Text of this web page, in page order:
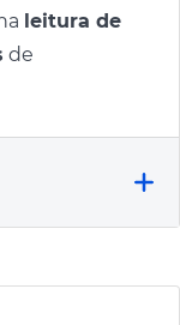
leitura de
de